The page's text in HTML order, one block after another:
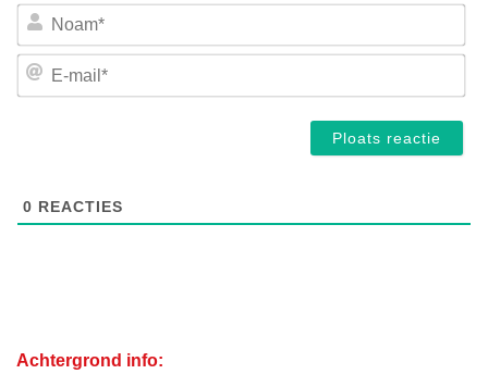
E-
0 REACTIES
Achtergrond info: